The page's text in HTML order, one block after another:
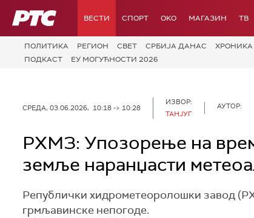
РТС ВЕСТИ СПОРТ OKO МАГАЗИН ТВ
ПОЛИТИКА РЕГИОН СВЕТ СРБИЈА ДАНАС ХРОНИКА
ПОДКАСТ
ЕУ МОГУЋНОСТИ 2026
СРЕДА, 03.06.2026, 10:18 -> 10:28
ИЗВОР:
ТАНЈУГ
АУТОР:
РХМЗ: Упозорење на
земље наранџасти
Републички хидрометеоролошки завод
грмљавинске непогоде.